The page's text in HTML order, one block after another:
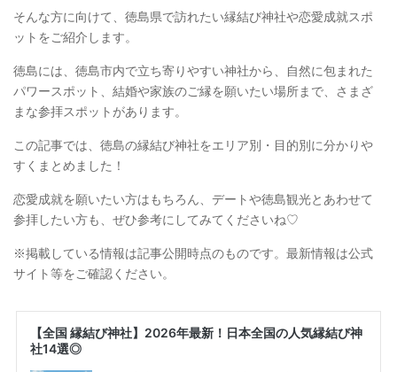
そんな方に向けて、徳島県で訪れたい縁結び神社や恋愛成就スポ
ットをご紹介します。
徳島には、徳島市内で立ち寄りやすい神社から、自然に包まれた
パワースポット、結婚や家族のご縁を願いたい場所まで、さまざ
まな参拝スポットがあります。
この記事では、徳島の縁結び神社をエリア別・目的別に分かりや
すくまとめました！
恋愛成就を願いたい方はもちろん、デートや徳島観光とあわせて
参拝したい方も、ぜひ参考にしてみてくださいね♡
※掲載している情報は記事公開時点のものです。最新情報は公式
サイト等をご確認ください。